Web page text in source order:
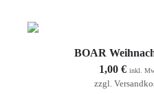
In den
BOAR
1,00 € inkl.
zzgl.